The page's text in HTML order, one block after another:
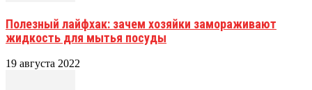
Полезный лайфхак: зачем хозяйки замораживают
жидкость для мытья посуды
19 августа 2022